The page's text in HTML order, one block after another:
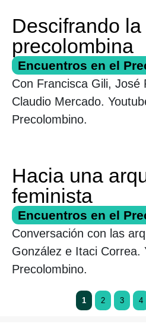
Descifrando
precolombina
Encuentros en el
Con Francisca Gili, José
Claudio Mercado.
Precolombino.
Hacia una
feminista
Encuentros en el
Conversación con las
González e Itaci Correa.
Precolombino.
1 2 3 4